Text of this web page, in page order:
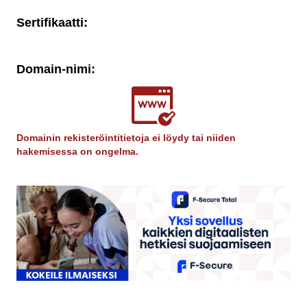
Sertifikaatti:
Domain-nimi:
Domainin rekisteröintitietoja ei löydy tai niiden
hakemisessa on ongelma.